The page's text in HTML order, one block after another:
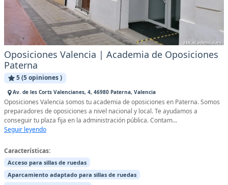
Oposiciones Valencia | Academia de Oposiciones
Paterna
5 (5 opiniones )
Av. de les Corts Valencianes, 4, 46980 Paterna, Valencia
Oposiciones Valencia somos tu academia de oposiciones en Paterna. Somos
preparadores de oposiciones a nivel nacional y local. Te ayudamos a
conseguir tu plaza fija en la administración pública. Contam...
Seguir leyendo
Características:
Acceso para sillas de ruedas
Aparcamiento adaptado para sillas de ruedas